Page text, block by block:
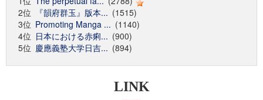
2位
『韻府群玉』版本... (1515)
3位 Promoting Manga ... (1140)
4位 日本における赤痢... (900)
5位 慶應義塾大学日吉... (894)
LINK